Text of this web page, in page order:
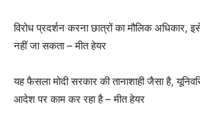
विरोध प्रदर्शन करना छात्रों का मौलिक अधिकार,
नहीं जा सकता – मीत हेयर
यह फैसला मोदी सरकार की तानाशाही जैसा है,
आदेश पर काम कर रहा है – मीत हेयर